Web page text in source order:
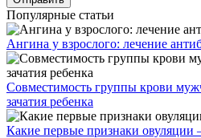
Популярные статьи
Ангина у взрослого: лечение
Совместимость группы крови
зачатия ребенка
Какие первые признаки